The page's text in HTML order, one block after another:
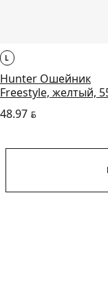
L
Hunter Ошейник
Freestyle, желтый,
48.97 BYN